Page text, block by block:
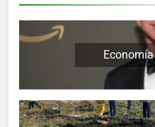
Economía